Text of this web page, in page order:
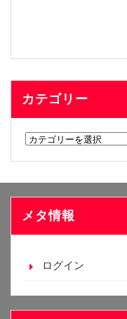
カテゴリー
カ
リ
ー
メタ情報
ログイン